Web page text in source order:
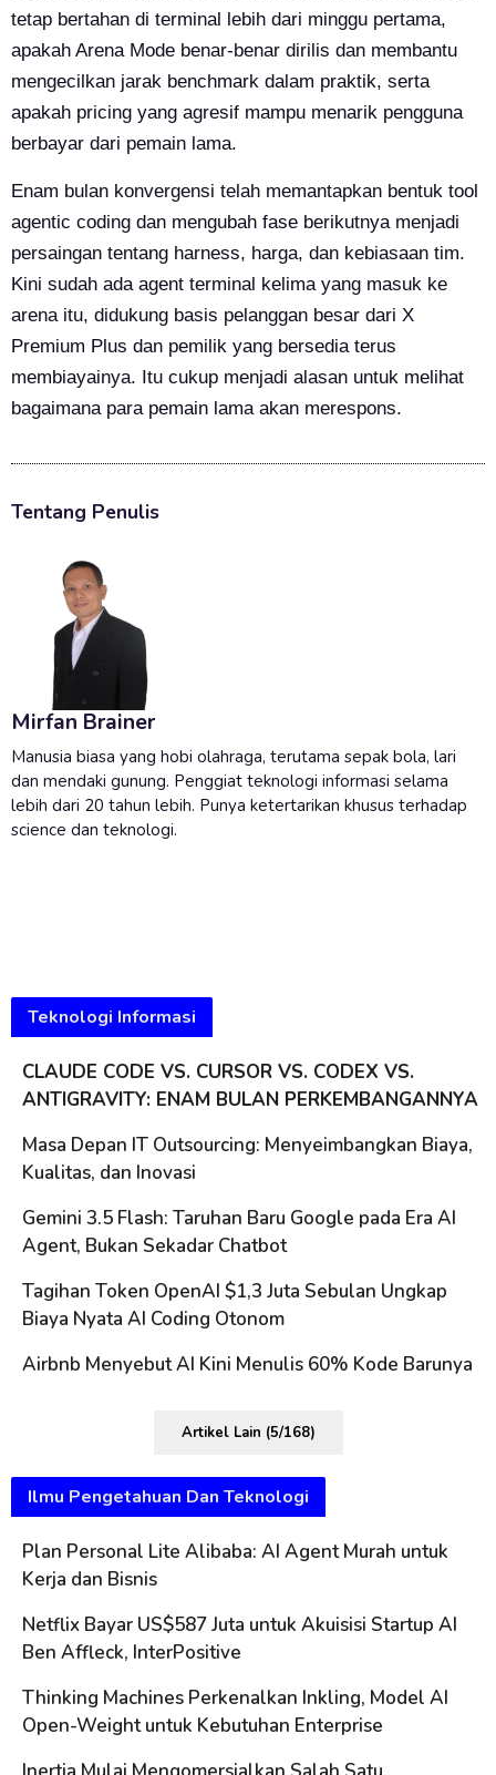
tetap bertahan di terminal lebih dari minggu pertama,
apakah Arena Mode benar-benar dirilis dan membantu
mengecilkan jarak benchmark dalam praktik, serta
apakah pricing yang agresif mampu menarik pengguna
berbayar dari pemain lama.
Enam bulan konvergensi telah memantapkan bentuk tool
agentic coding dan mengubah fase berikutnya menjadi
persaingan tentang harness, harga, dan kebiasaan tim.
Kini sudah ada agent terminal kelima yang masuk ke
arena itu, didukung basis pelanggan besar dari X
Premium Plus dan pemilik yang bersedia terus
membiayainya. Itu cukup menjadi alasan untuk melihat
bagaimana para pemain lama akan merespons.
Tentang Penulis
Mirfan Brainer
Manusia biasa yang hobi olahraga, terutama sepak bola, lari
dan mendaki gunung. Penggiat teknologi informasi selama
lebih dari 20 tahun lebih. Punya ketertarikan khusus terhadap
science dan teknologi.
Teknologi Informasi
CLAUDE CODE VS. CURSOR VS. CODEX VS.
ANTIGRAVITY: ENAM BULAN PERKEMBANGANNYA
Masa Depan IT Outsourcing: Menyeimbangkan Biaya,
Kualitas, dan Inovasi
Gemini 3.5 Flash: Taruhan Baru Google pada Era AI
Agent, Bukan Sekadar Chatbot
Tagihan Token OpenAI $1,3 Juta Sebulan Ungkap
Biaya Nyata AI Coding Otonom
Airbnb Menyebut AI Kini Menulis 60% Kode Barunya
Artikel Lain (5/168)
Ilmu Pengetahuan Dan Teknologi
Plan Personal Lite Alibaba: AI Agent Murah untuk
Kerja dan Bisnis
Netflix Bayar US$587 Juta untuk Akuisisi Startup AI
Ben Affleck, InterPositive
Thinking Machines Perkenalkan Inkling, Model AI
Open-Weight untuk Kebutuhan Enterprise